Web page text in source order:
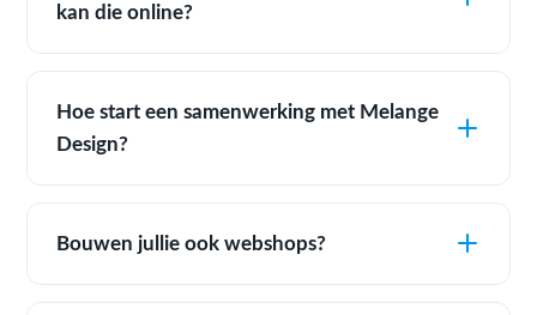
kan die online?
Hoe start een samenwerking met Melange
Design?
Bouwen jullie ook webshops?